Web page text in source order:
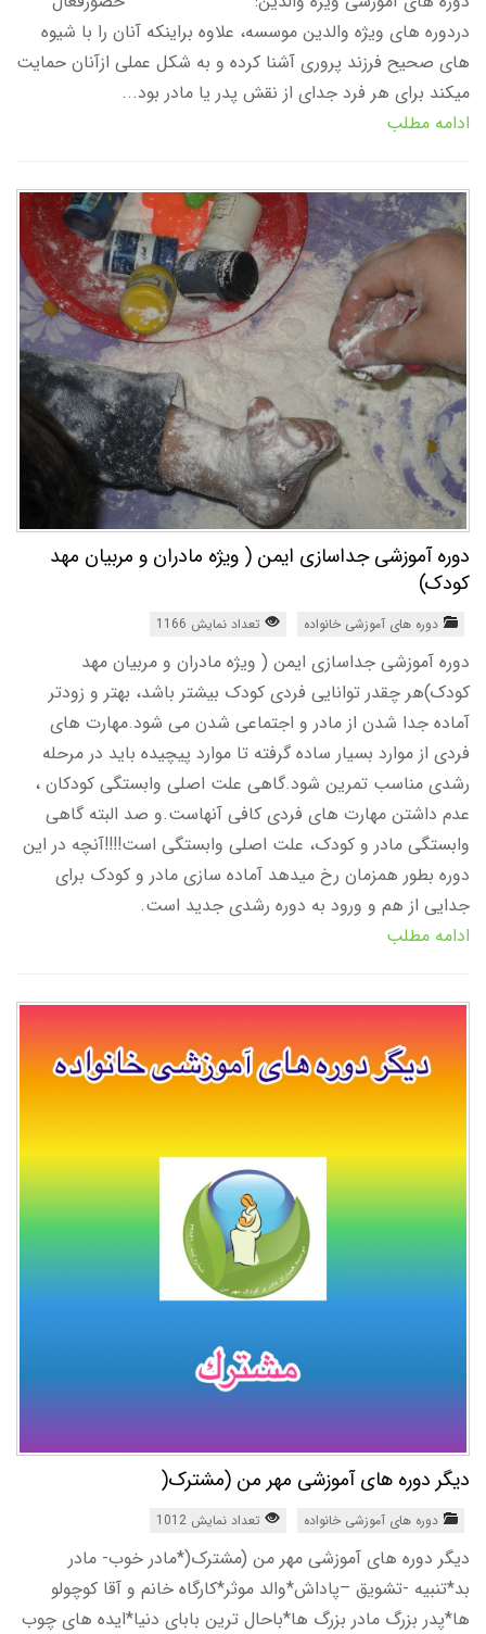
دردوره های ویژه والدین موسسه، علاوه براینکه آنان را با شیوه
های صحیح فرزند پروری آشنا کرده و به شکل عملی ازآنان حمایت
میکند برای هر فرد جدای از نقش پدر یا مادر بود...
ادامه مطلب
دوره آموزشی جداسازی ایمن ( ویژه مادران و مربیان مهد
کودک)
دوره های آموزشی خانواده تعداد نمایش 1166
دوره آموزشی جداسازی ایمن ( ویژه مادران و مربیان مهد
کودک)هر چقدر توانایی فردی کودک بیشتر باشد، بهتر و زودتر
آماده جدا شدن از مادر و اجتماعی شدن می شود.مهارت های
فردی از موارد بسیار ساده گرفته تا موارد پیچیده باید در مرحله
رشدی مناسب تمرین شود.گاهی علت اصلی وابستگی کودکان ،
عدم داشتن مهارت های فردی کافی آنهاست.و صد البته گاهی
وابستگی مادر و کودک، علت اصلی وابستگی است!!!!آنچه در این
دوره بطور همزمان رخ میدهد آماده سازی مادر و کودک برای
جدایی از هم و ورود به دوره رشدی جدید است.
ادامه مطلب
دیگر دوره های آموزشی مهر من (مشترک(
دوره های آموزشی خانواده تعداد نمایش 1012
دیگر دوره های آموزشی مهر من (مشترک(*مادر خوب- مادر
بد*تنبیه -تشویق –پاداش*والد موثر*کارگاه خانم و آقا کوچولو
ها*پدر بزرگ مادر بزرگ ها*باحال ترین بابای دنیا*ایده های چوب